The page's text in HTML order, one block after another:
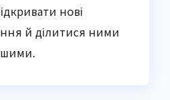
нові
й ділитися ними